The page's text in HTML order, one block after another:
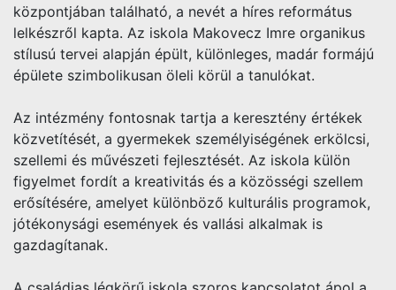
központjában található, a nevét a híres református
lelkészről kapta. Az iskola Makovecz Imre organikus
stílusú tervei alapján épült, különleges, madár formájú
épülete szimbolikusan öleli körül a tanulókat.
Az intézmény fontosnak tartja a keresztény értékek
közvetítését, a gyermekek személyiségének erkölcsi,
szellemi és művészeti fejlesztését. Az iskola külön
figyelmet fordít a kreativitás és a közösségi szellem
erősítésére, amelyet különböző kulturális programok,
jótékonysági események és vallási alkalmak is
gazdagítanak.